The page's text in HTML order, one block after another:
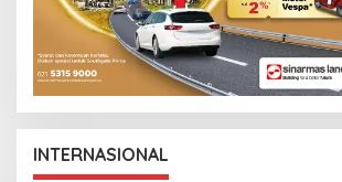
INTERNASIONAL